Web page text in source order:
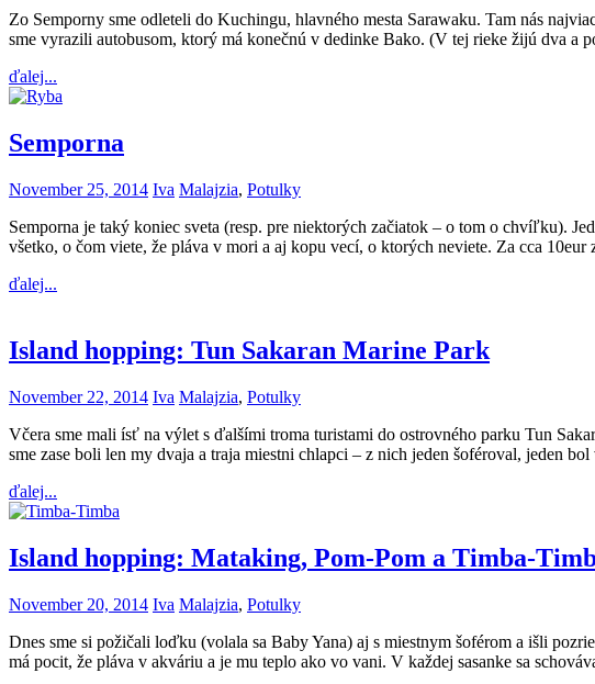
Zo Semporny sme odleteli do Kuchingu, hlavného mesta Sarawaku. Tam nás
sme vyrazili autobusom, ktorý má konečnú v dedinke Bako. (V tej rieke žijú dva a
ďalej...
Semporna
November 25, 2014 Iva Malajzia, Potulky
Semporna je taký koniec sveta (resp. pre niektorých začiatok – o tom o chvíľku).
všetko, o čom viete, že pláva v mori a aj kopu vecí, o ktorých neviete. Za cca
ďalej...
Island hopping: Tun Sakaran Marine Park
November 22, 2014 Iva Malajzia, Potulky
Včera sme mali ísť na výlet s ďalšími troma turistami do ostrovného parku Tun
sme zase boli len my dvaja a traja miestni chlapci – z nich jeden šoféroval, jeden
ďalej...
Island hopping: Mataking, Pom-Pom a Timba-
November 20, 2014 Iva Malajzia, Potulky
Dnes sme si požičali loďku (volala sa Baby Yana) aj s miestnym šoférom a išli
má pocit, že pláva v akváriu a je mu teplo ako vo vani. V každej sasanke sa